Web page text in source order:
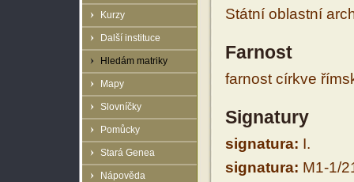
Kurzy
Další instituce
Hledám matriky
Mapy
Slovníčky
Pomůcky
Stará Genea
Nápověda
Státní oblastní
Farnost
farnost církve
Signatury
signatura: I.
signatura: M1-1/